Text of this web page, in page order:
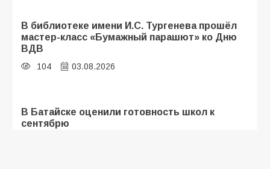
В библиотеке имени И.С. Тургенева прошёл
мастер-класс «Бумажный парашют» ко Дню
ВДВ
104 03.08.2026
В Батайске оценили готовность школ к
сентябрю